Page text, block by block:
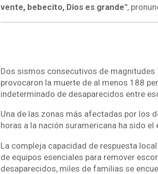
vente, bebecito, Dios es grande",
Dos sismos consecutivos de magnitudes
provocaron la muerte de al menos 188
indeterminado de desaparecidos entre
Una de las zonas más afectadas por los
horas a la nación suramericana ha sido el
La compleja capacidad de respuesta
de equipos esenciales para remover
desaparecidos, miles de familias se